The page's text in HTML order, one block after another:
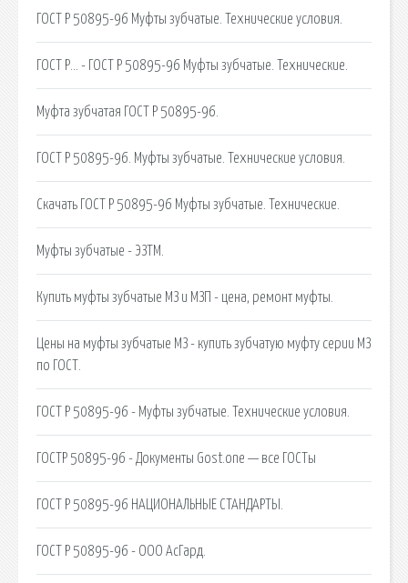
ГОСТ Р 50895-96 Муфты зубчатые. Технические условия.
ГОСТ Р… - ГОСТ Р 50895-96 Муфты зубчатые. Технические.
Муфта зубчатая ГОСТ Р 50895-96.
ГОСТ Р 50895-96. Муфты зубчатые. Технические условия.
Скачать ГОСТ Р 50895-96 Муфты зубчатые. Технические.
Муфты зубчатые - ЭЗТМ.
Купить муфты зубчатые МЗ и МЗП - цена, ремонт муфты.
Цены на муфты зубчатые МЗ - купить зубчатую муфту серии МЗ
по ГОСТ.
ГОСТ Р 50895-96 - Муфты зубчатые. Технические условия.
ГОСТР 50895-96 - Документы Gost.one — все ГОСТы
ГОСТ Р 50895-96 НАЦИОНАЛЬНЫЕ СТАНДАРТЫ.
ГОСТ Р 50895-96 - ООО АсГард.